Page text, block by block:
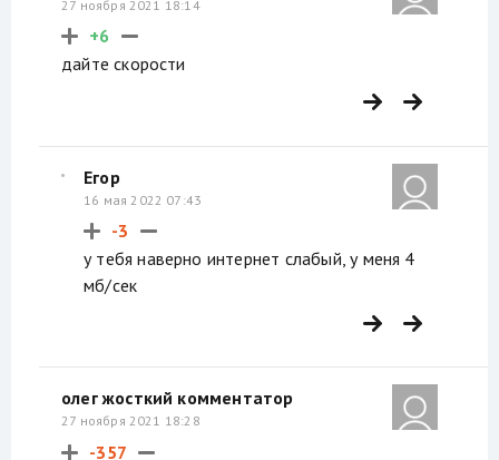
27 ноября 2021 18:14
+6
дайте скорости
Егор
16 мая 2022 07:43
-3
у тебя наверно интернет слабый, у меня 4
мб/сек
олег жосткий комментатор
27 ноября 2021 18:28
-357